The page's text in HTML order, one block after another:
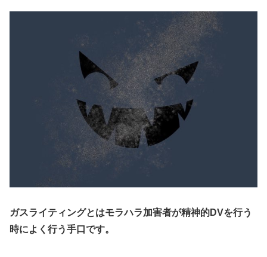
ガスライティングとはモラハラ加害者が精神的DVを行う
時によく行う手口です。